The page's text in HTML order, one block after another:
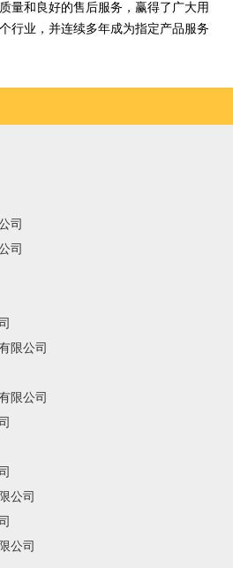
量和良好的售后服务，赢得了广大用
行业，并连续多年成为指定产品服务
司
司
限公司
限公司
公司
公司